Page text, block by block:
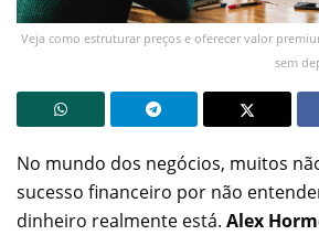
Veja como estruturar preços e oferecer valor
sem
No mundo dos negócios, muitos
sucesso financeiro por não
dinheiro realmente está. Alex